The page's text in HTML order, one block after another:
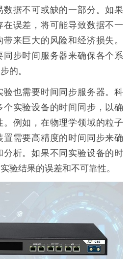
据不可或缺的一部分。如果
误差，将可能导致数据不一
来巨大的风险和经济损失。
同步时间服务器来确保各个系
的。
验也需要时间同步服务器。科
实验设备的时间同步，以确
例如，在物理学领域的粒子
需要高精度的时间同步来确
分析。如果不同实验设备的时
验结果的误差和不可靠性。